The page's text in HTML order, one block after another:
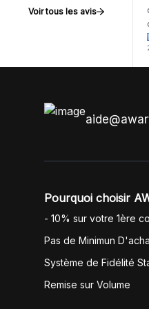
Voir tous les avis
Pourquoi choisir
- 10% sur votre 1ère
Pas de Minimun
Système de Fidélité
Remise sur Volume